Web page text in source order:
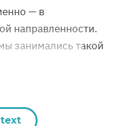
— в
направленности.
занимались такой
text